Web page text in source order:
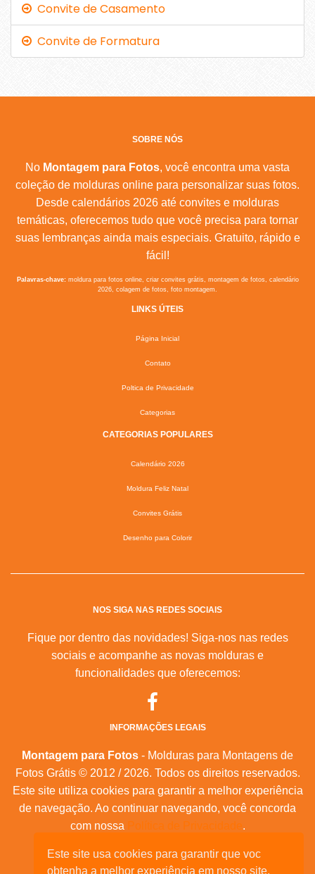
Este site usa cookies para garantir que voc
obtenha a melhor experiência em nosso site.
Convite de Casamento
Convite de Formatura
SOBRE NÓS
No Montagem para Fotos, você encontra uma vasta
coleção de molduras online para personalizar suas fotos.
Desde calendários 2026 até convites e molduras
temáticas, oferecemos tudo que você precisa para tornar
suas lembranças ainda mais especiais. Gratuito, rápido e
fácil!
Palavras-chave:moldura para fotos online, criar convites grátis, montagem de fotos, calendário
2026, colagem de fotos, foto montagem.
LINKS ÚTEIS
Página Inicial
Contato
Poltica de Privacidade
Categorias
CATEGORIAS POPULARES
Calendário 2026
Moldura Feliz Natal
Convites Grátis
Desenho para Colorir
NOS SIGA NAS REDES SOCIAIS
Fique por dentro das novidades! Siga-nos nas redes
sociais e acompanhe as novas molduras e
funcionalidades que oferecemos:
INFORMAÇÕES LEGAIS
Montagem para Fotos - Molduras para Montagens de
Fotos Grátis © 2012 / 2026. Todos os direitos reservados.
Este site utiliza cookies para garantir a melhor experiência
de navegação. Ao continuar navegando, você concorda
com nossa Política de Privacidade.
Mapa do Site |Feeds RSS |Sobre Nós